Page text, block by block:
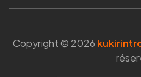
Copyright © 2026